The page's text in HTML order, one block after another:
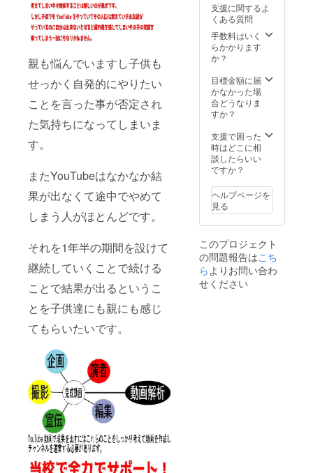
親も悩んでいますし子供も
せっかく自発的にやりたい
ことを言った事が否定され
た気持ちになってしまいま
す。
またYouTubeはなかなか結
果が出なくて途中でやめて
しまう人がほとんどです。
それを1年半の期間を設けて
継続していくことで続ける
ことで結果が出るというこ
とを子供達にも親にも感じ
てもらいたいです。
容）
（YouT
ubeチャ
ンネル
のリン
OKで
す）
支援に関するよ
くある質問
手数料はいく
らかかります
か？
目標金額に届
かなかった場
合どうなりま
すか？
支援で困った
時はどこに相
談したらいい
ですか？
ヘルプページを
見る
このプロジェクト
の問題報告はこち
ら よりお問い合わ
せください